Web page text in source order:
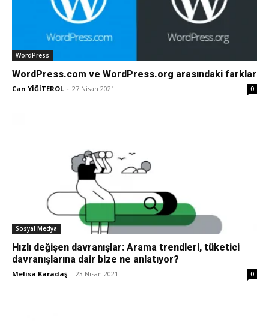
UI/UX
WordPress
WordPress.com ve WordPress.org arasındaki farklar
Can YİĞİTEROL - 27 Nisan 2021 0
Sosyal Medya
Hızlı değişen davranışlar: Arama trendleri, tüketici
davranışlarına dair bize ne anlatıyor?
Melisa Karadaş - 23 Nisan 2021 0